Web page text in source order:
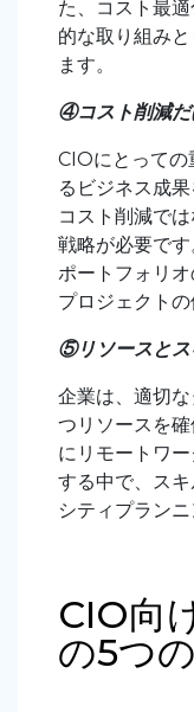
た、コスト最
的な取り組み
ます。
④コスト削減だ
CIOにとって
るビジネス成
コスト削減で
戦略が必要で
ポートフォリ
プロジェクトの
⑤リソースとス
企業は、適切
つリソースを
にリモートワ
する中で、ス
シティプラン
CIO向
の5つ